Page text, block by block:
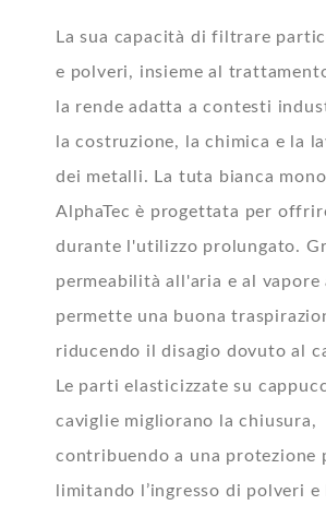
La sua capacità di filtrare
e polveri, insieme al
la rende adatta a contesti
la costruzione, la chimica e la
dei metalli. La tuta bianca
AlphaTec è progettata per
durante l'utilizzo prolungato.
permeabilità all'aria e al vapore
permette una buona
riducendo il disagio dovuto al
Le parti elasticizzate su
caviglie migliorano la chiusura,
contribuendo a una protezione
limitando l’ingresso di polveri